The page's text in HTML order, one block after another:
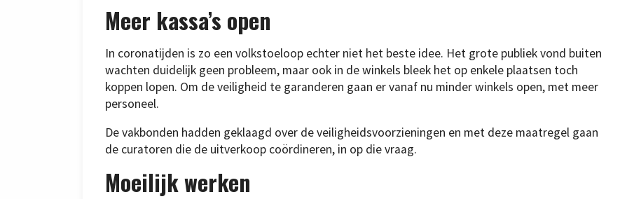
Meer kassa’s open
In coronatijden is zo een volkstoeloop echter niet het beste idee. Het grote publiek vond buiten
wachten duidelijk geen probleem, maar ook in de winkels bleek het op enkele plaatsen toch
koppen lopen. Om de veiligheid te garanderen gaan er vanaf nu minder winkels open, met meer
personeel.
De vakbonden hadden geklaagd over de veiligheidsvoorzieningen en met deze maatregel gaan
de curatoren die de uitverkoop coördineren, in op die vraag.
Moeilijk werken